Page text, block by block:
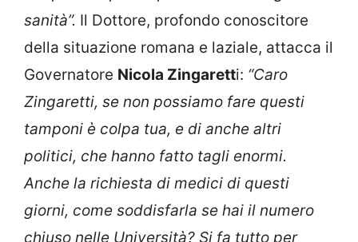
sanità”. Il Dottore, profondo conoscitore
della situazione romana e laziale, attacca il
Governatore Nicola Zingaretti: “Caro
Zingaretti, se non possiamo fare questi
tamponi è colpa tua, e di anche altri
politici, che hanno fatto tagli enormi.
Anche la richiesta di medici di questi
giorni, come soddisfarla se hai il numero
chiuso nelle Università? Si fa tutto per